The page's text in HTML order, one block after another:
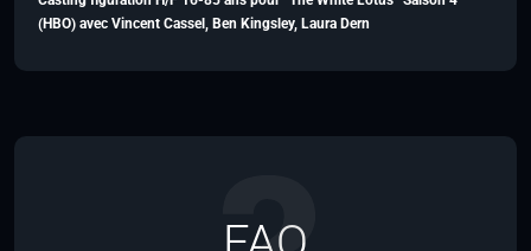
(HBO) avec Vincent Cassel, Ben Kingsley, Laura Dern